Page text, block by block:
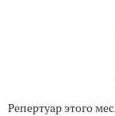
Репертуар этого